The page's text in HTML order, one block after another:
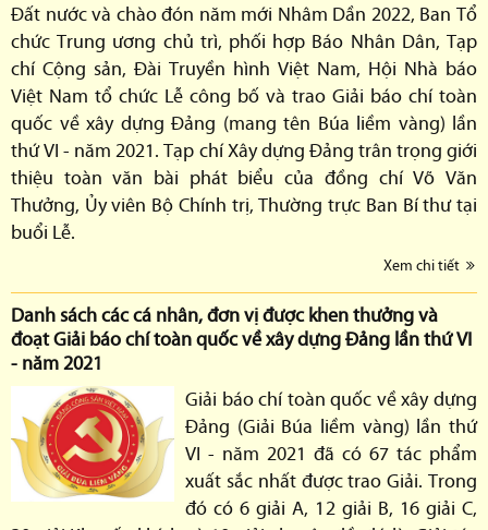
Đất nước và chào đón năm mới Nhâm Dần 2022, Ban Tổ
chức Trung ương chủ trì, phối hợp Báo Nhân Dân, Tạp
chí Cộng sản, Đài Truyền hình Việt Nam, Hội Nhà báo
Việt Nam tổ chức Lễ công bố và trao Giải báo chí toàn
quốc về xây dựng Đảng (mang tên Búa liềm vàng) lần
thứ VI - năm 2021. Tạp chí Xây dựng Đảng trân trọng giới
thiệu toàn văn bài phát biểu của đồng chí Võ Văn
Thưởng, Ủy viên Bộ Chính trị, Thường trực Ban Bí thư tại
buổi Lễ.
Xem chi tiết
Danh sách các cá nhân, đơn vị được khen thưởng và
đoạt Giải báo chí toàn quốc về xây dựng Đảng lần thứ VI
- năm 2021
Giải báo chí toàn quốc về xây dựng
Đảng (Giải Búa liềm vàng) lần thứ
VI - năm 2021 đã có 67 tác phẩm
xuất sắc nhất được trao Giải. Trong
đó có 6 giải A, 12 giải B, 16 giải C,